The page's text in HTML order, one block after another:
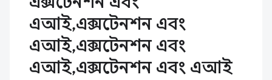
এআই,এক্সটেনশন এবং
এআই,এক্সটেনশন এবং
এআই,এক্সটেনশন এবং এআই